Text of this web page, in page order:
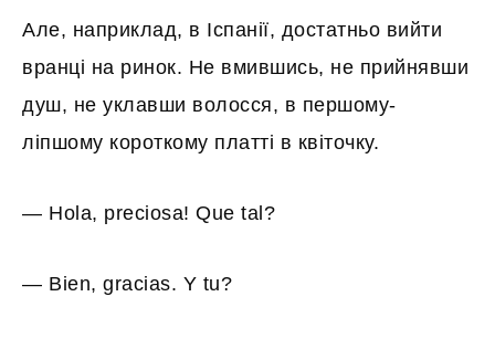
Але, наприклад, в Іспанії, достатньо вийти
вранці на ринок. Не вмившись, не прийнявши
душ, не уклавши волосся, в першому-
ліпшому короткому платті в квіточку.
— Hola, preciosa! Que tal?
— Bien, gracias. Y tu?